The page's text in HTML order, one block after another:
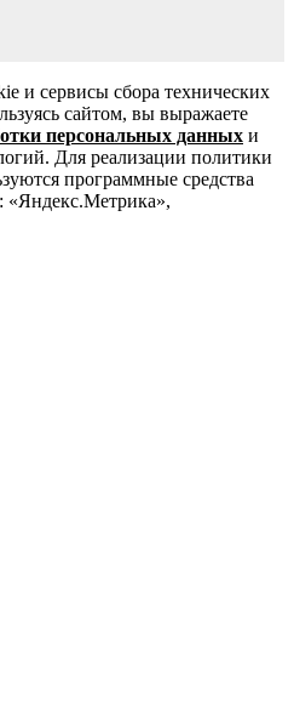
и сервисы сбора технических
сайтом, вы выражаете
персональных данных и
Для реализации политики
программные средства
«Яндекс.Метрика»,